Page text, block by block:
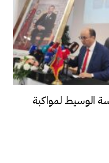
الوسيط لمواكبة